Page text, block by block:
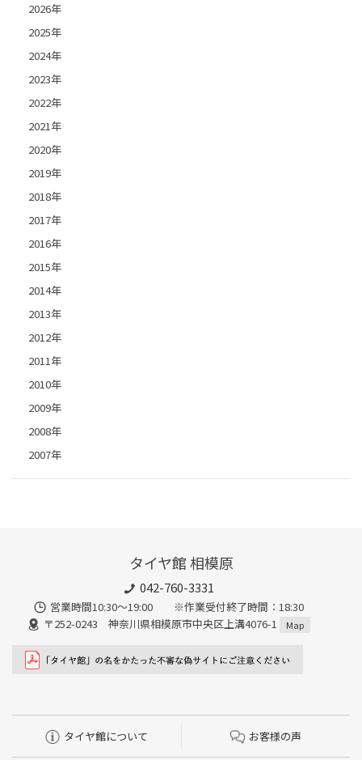
2026年
2025年
2024年
2023年
2022年
2021年
2020年
2019年
2018年
2017年
2016年
2015年
2014年
2013年
2012年
2011年
2010年
2009年
2008年
2007年
タイヤ館 相模原
042-760-3331
営業時間10:30～19:00 ※作業受付終了時間：18:30
〒252-0243 神奈川県相模原市中央区上溝4076-1
Map
タイヤ館について お客様の声